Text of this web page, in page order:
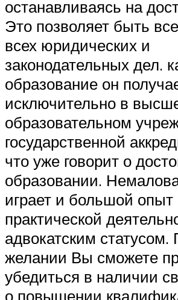
останавливаясь на
Это позволяет быть
всех юридических и
законодательных дел.
образование он
исключительно в
образовательном
государственной
что уже говорит о
образовании.
играет и большой опыт
практической
адвокатским статусом.
желании Вы сможете
убедиться в наличии
о повышении